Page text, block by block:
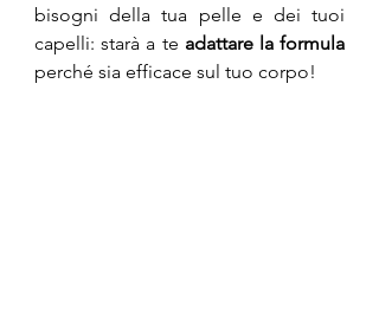
bisogni della tua pelle e dei tuoi
capelli: starà a te adattare la formula
perché sia efficace sul tuo corpo!